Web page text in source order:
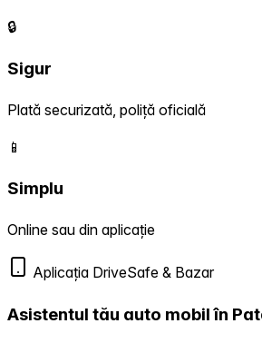
🔒
Sigur
Plată securizată, poliță oficială
📱
Simplu
Online sau din aplicație
Aplicația DriveSafe & Bazar
Asistentul tău auto mobil în